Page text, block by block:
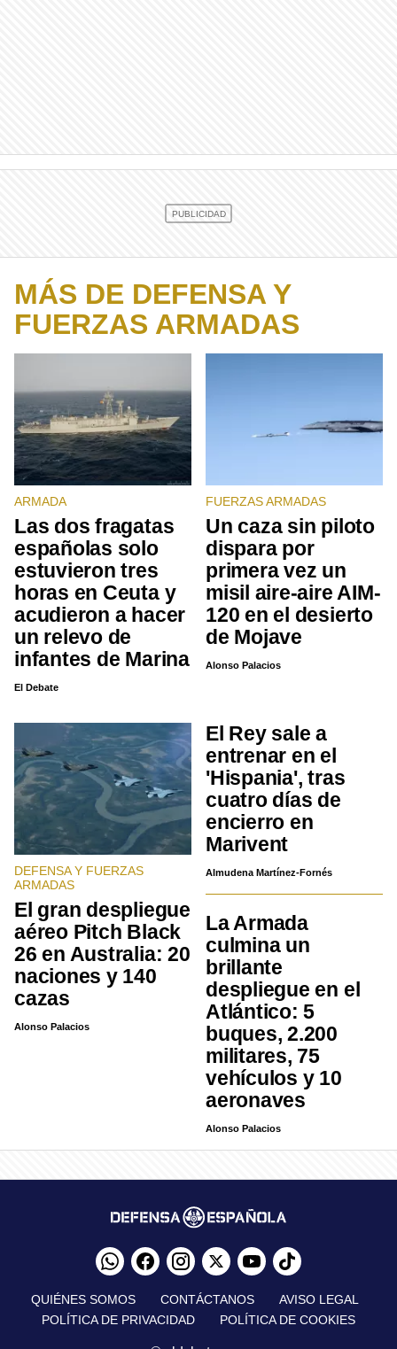
MÁS DE DEFENSA Y
FUERZAS ARMADAS
ARMADA
Las dos fragatas
españolas solo
estuvieron tres
horas en Ceuta y
acudieron a hacer
un relevo de
infantes de Marina
El Debate
FUERZAS ARMADAS
Un caza sin piloto
dispara por
primera vez un
misil aire-aire AIM-
120 en el desierto
de Mojave
Alonso Palacios
DEFENSA Y FUERZAS
ARMADAS
El gran despliegue
aéreo Pitch Black
26 en Australia: 20
naciones y 140
cazas
Alonso Palacios
El Rey sale a
entrenar en el
'Hispania', tras
cuatro días de
encierro en
Marivent
Almudena Martínez-Fornés
La Armada
culmina un
brillante
despliegue en el
Atlántico: 5
buques, 2.200
militares, 75
vehículos y 10
aeronaves
Alonso Palacios
QUIÉNES SOMOS CONTÁCTANOS
AVISO LEGAL
POLÍTICA DE PRIVACIDAD
POLÍTICA DE COOKIES